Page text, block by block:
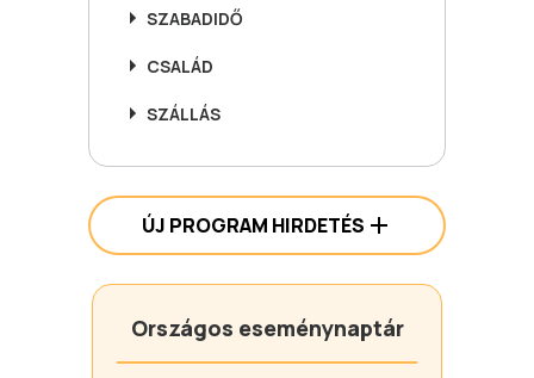
SZABADIDŐ
CSALÁD
SZÁLLÁS
ÚJ PROGRAM HIRDETÉS
Országos eseménynaptár